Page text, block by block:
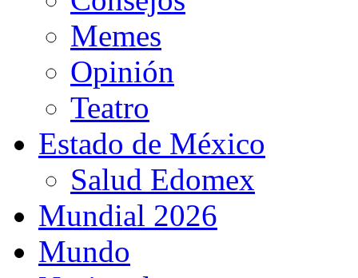
Memes
Opinión
Teatro
Estado de México
Salud Edomex
Mundial 2026
Mundo